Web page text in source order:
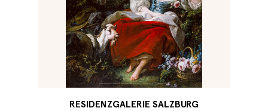
RESIDENZGALERIE SALZBURG